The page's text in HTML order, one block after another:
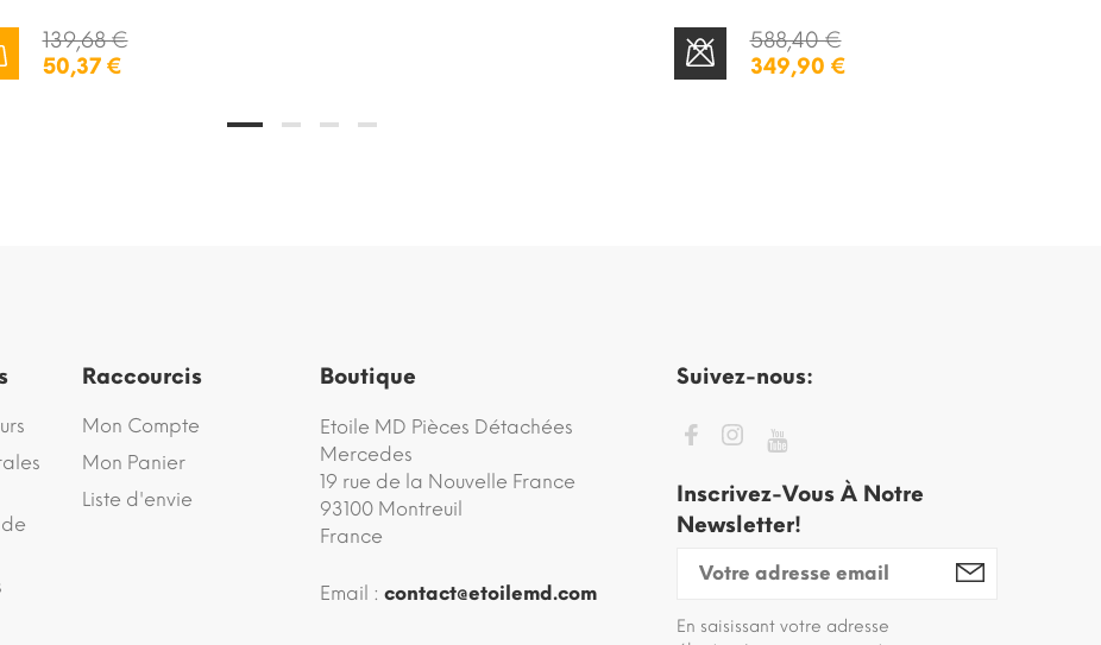
139,68 €
50,37 €
588,40 €
349,90 €
Raccourcis
Mon Compte
Mon Panier
Liste d'envie
Boutique
Etoile MD Pièces Détachées
Mercedes
19 rue de la Nouvelle France
93100 Montreuil
France
Email : contact@etoilemd.com
Suivez-nous:
Inscrivez-Vous À Notre
Newsletter!
En saisissant votre adresse